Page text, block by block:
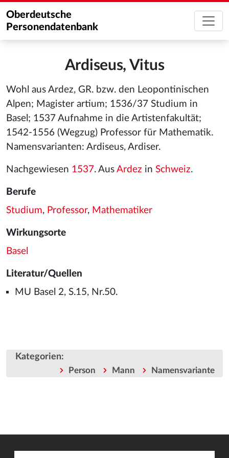
Oberdeutsche
Personendatenbank
Ardiseus, Vitus
Wohl aus Ardez, GR. bzw. den Leopontinischen
Alpen; Magister artium; 1536/37 Studium in
Basel; 1537 Aufnahme in die Artistenfakultät;
1542-1556 (Wegzug) Professor für Mathematik.
Namensvarianten: Ardiseus, Ardiser.
Nachgewiesen 1537. Aus Ardez in Schweiz.
Berufe
Studium, Professor, Mathematiker
Wirkungsorte
Basel
Literatur/Quellen
MU Basel 2, S.15, Nr.50.
Kategorien:
Person Mann Namensvariante